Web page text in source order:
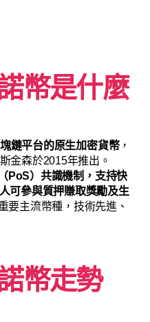
幣是什麼
鏈平台的原生加密貨幣，
金森於2015年推出。
PoS）共識機制，支持快
可參與質押賺取獎勵及生
要主流幣種，技術先進、
幣走勢